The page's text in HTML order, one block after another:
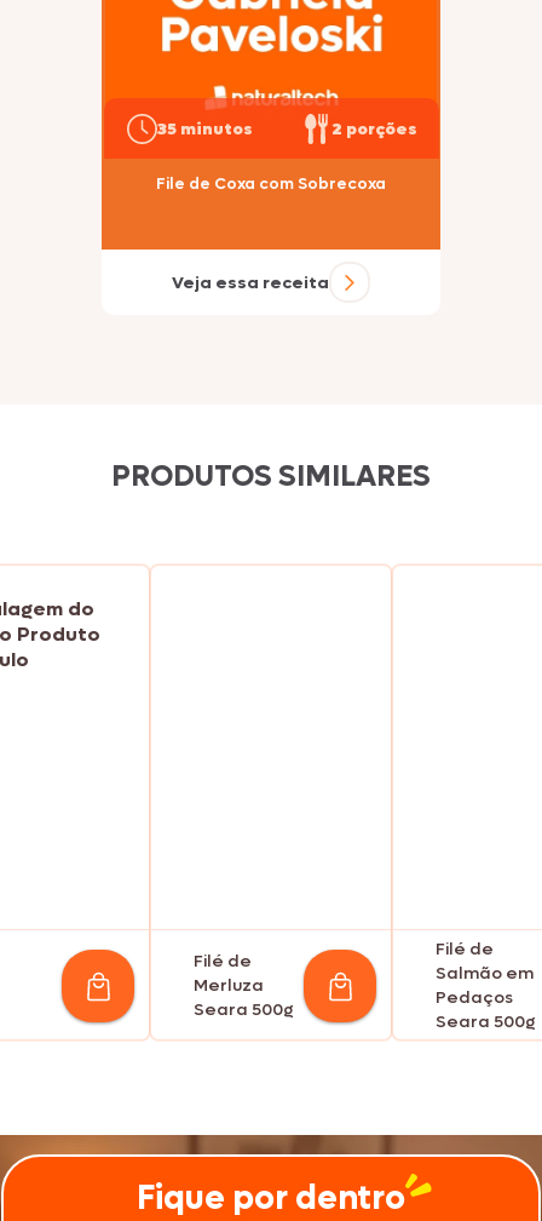
35 minutos 2 porções
File de Coxa com Sobrecoxa
Veja essa receita
PRODUTOS SIMILARES
Filé de
Merluza
Seara 500g
Filé de
Salmão em
Pedaços
Seara 500g
Fique por dentro